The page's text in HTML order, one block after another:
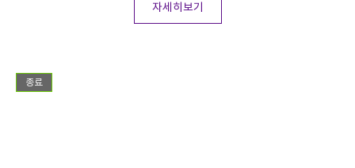
자세히보기
종료